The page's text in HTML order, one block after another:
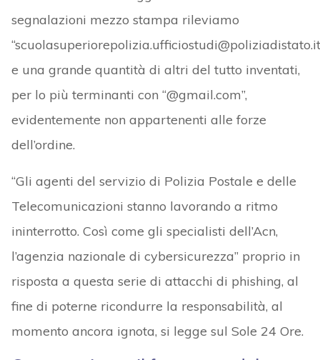
segnalazioni mezzo stampa rileviamo
e una grande quantità di altri del tutto inventati,
per lo più terminanti con “@gmail.com”,
evidentemente non appartenenti alle forze
dell’ordine.
“Gli agenti del servizio di Polizia Postale e delle
Telecomunicazioni stanno lavorando a ritmo
ininterrotto. Così come gli specialisti dell’Acn,
l’agenzia nazionale di cybersicurezza” proprio in
risposta a questa serie di attacchi di phishing, al
fine di poterne ricondurre la responsabilità, al
momento ancora ignota, si legge sul Sole 24 Ore.